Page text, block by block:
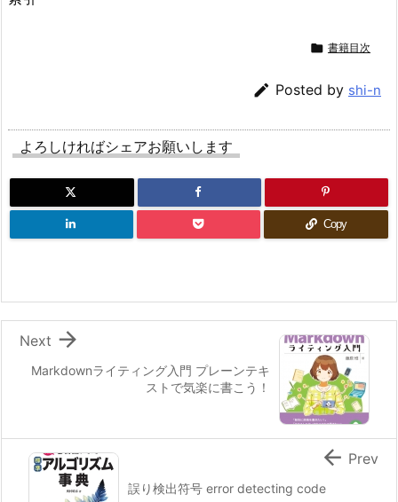
 書籍目次
 Posted by shi-n
よろしければシェアお願いします
Copy
Markdownライティング入門 プレーンテキ
ストで気楽に書こう！

Next
誤り検出符号 error detecting code
 Prev